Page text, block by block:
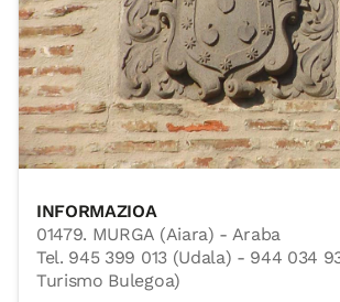
INFORMAZIOA
01479. MURGA (Aiara) - Araba
Tel. 945 399 013 (Udala) - 944 034
Turismo Bulegoa)